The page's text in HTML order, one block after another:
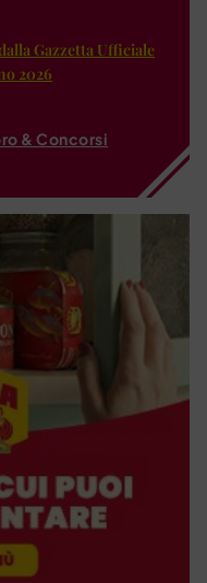
Gazzetta Ufficiale
2026
& Concorsi